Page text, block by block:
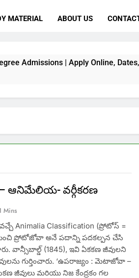
MATERIAL ABOUT US
| Apply Online, Dates, Fee & Full
– ఆనిమేలియ- వర్గీకరణ
Mins
Animalia Classification (ప్రోటోస్ =
ప్రోటోజోవా అనే పదాన్ని పదకల్పన చేసి
వాన్సీబాల్డ్ (1845), ఇవి ఏకకణ జీవులని
గుర్తించారు. ‘ఉపరాజ్యం : మెటాజోవా –
జీవులు మరియు నిజ కేంద్రకం గల